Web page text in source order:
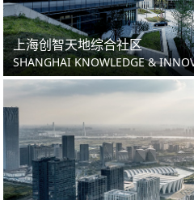
上海创智天地综合社区
SHANGHAI KNOWLEDGE &